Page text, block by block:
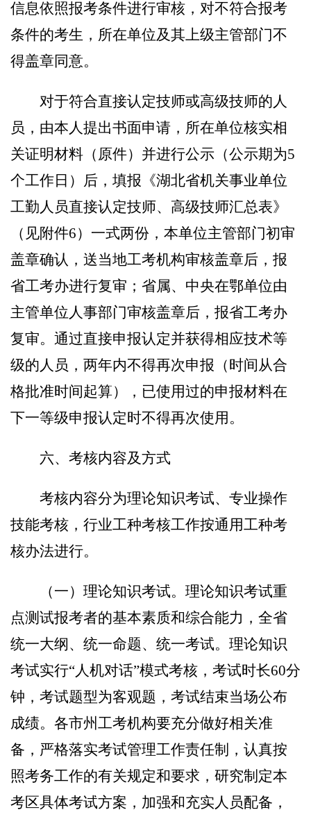
信息依照报考条件进行审核，对不符合报考
条件的考生 ，所在单位及其上级主管部门不
得盖章同意。
对于符合直接认定技师或高级技师的人
员，由本人提出书面申请，所在单位核实相
关证明材料（原件）并进行公示（公示期为5
个工作日）后，填报《湖北省机关事业单位
工勤人员直接认定技师、高级技师汇总表》
（见附件6）一式两份，本单位主管部门初审
盖章确认，送当地工考机构审核盖章后，报
省工考办进行复审；省属、中央在鄂单位由
主管单位人事部门审核盖章后，报省工考办
复审。通过直接申报认定并获得相应技术等
级的人员，两年内不得再次申报（时间从合
格批准时间起算），已使用过的申报材料在
下一等级申报认定时不得再次使用。
六、考核内容及方式
考核内容分为理论知识考试、专业操作
技能考核 ， 行业工种考核工作按通用工种考
核办法进行。
（一） 理论知识考试。 理论知识考试重
点测试报考者的基本素质和综合能力，全省
统一大纲、统一命题、统一考试。理论知识
考试实行“人机对话”模式考核，考试时长60分
钟，考试题型为客观题，考试结束当场公布
成绩。各市州工考机构要充分做好相关准
备，严格落实考试管理工作责任制，认真按
照考务工作的有关规定和要求，研究制定本
考区具体考试方案，加强和充实人员配备，